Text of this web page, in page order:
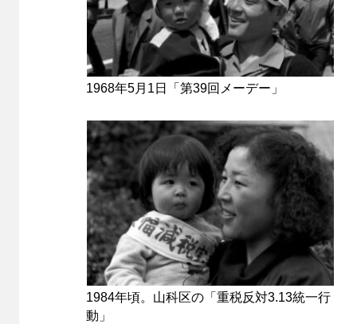
1968年5月1日「第39回メーデー」
1984年頃。山科区の「重税反対3.13統一行
動」